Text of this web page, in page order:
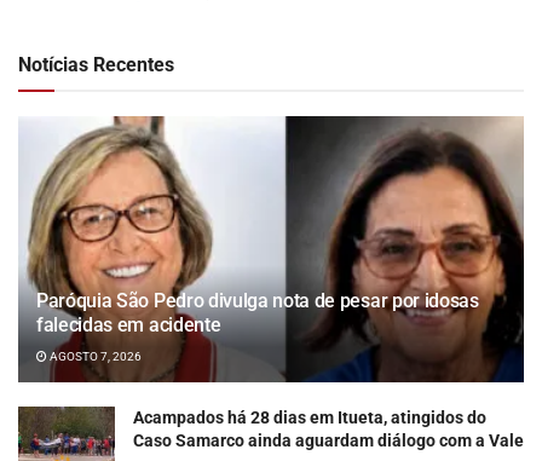
Notícias Recentes
Paróquia São Pedro divulga nota de pesar por idosas
falecidas em acidente
AGOSTO 7, 2026
Acampados há 28 dias em Itueta, atingidos do
Caso Samarco ainda aguardam diálogo com a Vale